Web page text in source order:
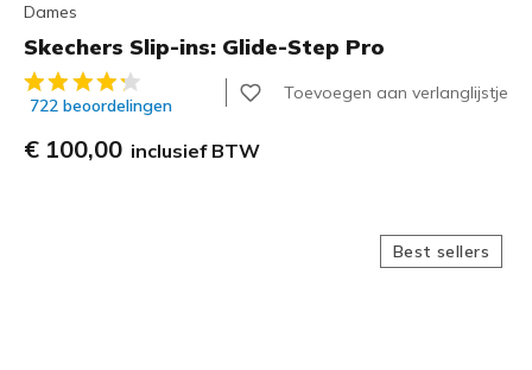
Dames
Skechers Slip-ins: Glide-Step Pro
3,1 van de 5 klantbeoordelingen
722 beoordelingen
Toevoegen aan verlanglijstje
€ 100,00 inclusief BTW
Best sellers